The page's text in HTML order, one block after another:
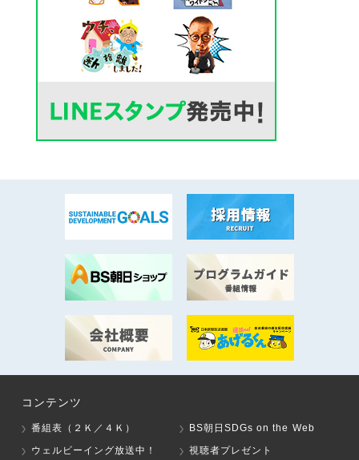
コンテンツ
番組表（２Ｋ／４Ｋ）
BS朝日SDGs on the Web
ウェルビーイング放送中！
視聴者プレゼント